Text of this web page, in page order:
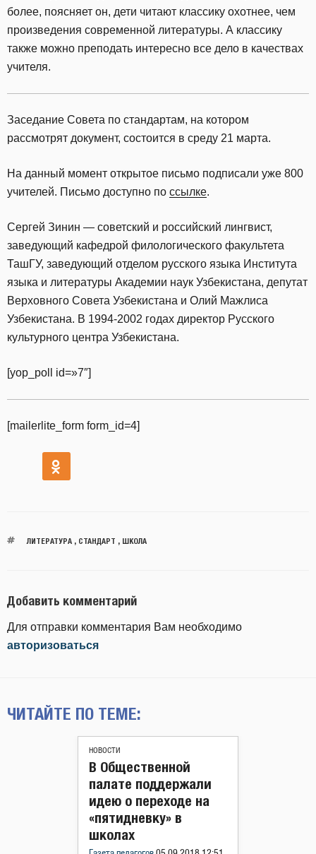
более, поясняет он, дети читают классику охотнее, чем
произведения современной литературы. А классику
также можно преподать интересно все дело в качествах
учителя.
Заседание Совета по стандартам, на котором
рассмотрят документ, состоится в среду 21 марта.
На данный момент открытое письмо подписали уже 800
учителей. Письмо доступно по ссылке.
Сергей Зинин — советский и российский лингвист,
заведующий кафедрой филологического факультета
ТашГУ, заведующий отделом русского языка Института
языка и литературы Академии наук Узбекистана, депутат
Верховного Совета Узбекистана и Олий Мажлиса
Узбекистана. В 1994-2002 годах директор Русского
культурного центра Узбекистана.
[yop_poll id=»7″]
[mailerlite_form form_id=4]
ЛИТЕРАТУРА, СТАНДАРТ , ШКОЛА
Добавить комментарий
Для отправки комментария Вам необходимо
авторизоваться
ЧИТАЙТЕ ПО ТЕМЕ:
НОВОСТИ
В Общественной
палате поддержали
идею о переходе на
«пятидневку» в
школах